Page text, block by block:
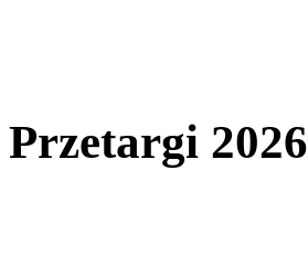
Przetargi 2026